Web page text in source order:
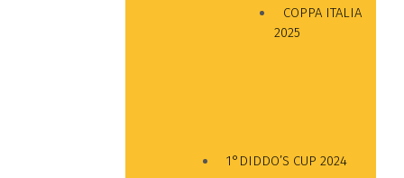
COPPA ITALIA
2025
1°DIDDO’S CUP 2024